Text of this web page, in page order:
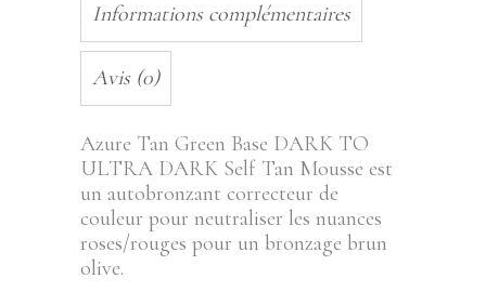
Informations complémentaires
Avis (0)
Azure Tan Green Base DARK TO
ULTRA DARK Self Tan Mousse est
un autobronzant correcteur de
couleur pour neutraliser les nuances
roses/rouges pour un bronzage brun
olive.